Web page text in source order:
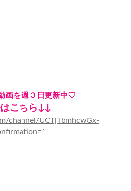
画を週３日更新中♡
こちら↓↓
channel/UCTjTbmhcwGx-